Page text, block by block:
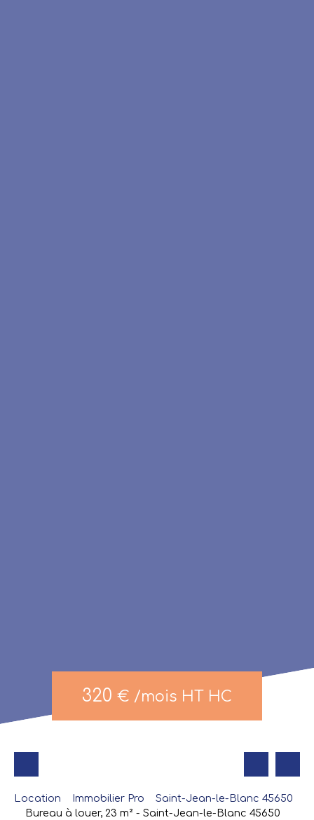
320 € /mois HT HC
Location Immobilier Pro
Saint-Jean-le-Blanc 45650
Bureau à louer, 23 m² - Saint-Jean-le-Blanc 45650